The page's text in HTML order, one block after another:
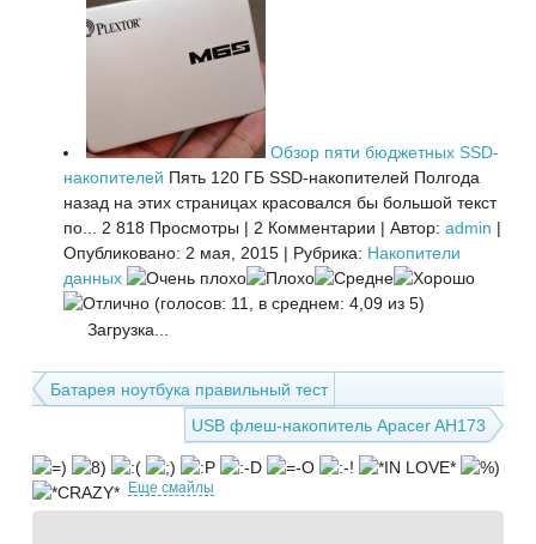
Обзор пяти бюджетных SSD-
накопителей Пять 120 ГБ SSD-накопителей Полгода
назад на этих страницах красовался бы большой текст
по...
2 818 Просмотры | 2 Комментарии | Автор: admin |
Опубликовано: 2 мая, 2015 | Рубрика: Накопители
данных
(голосов: 11, в среднем: 4,09 из 5)
Загрузка...
Батарея ноутбука правильный тест
USB флеш-накопитель Apacer AH173
Еще смайлы